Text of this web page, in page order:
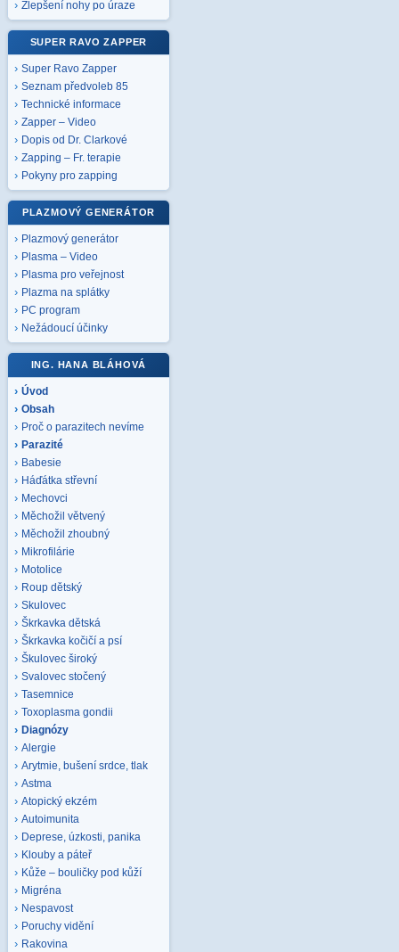
Zlepšení nohy po úraze
SUPER RAVO ZAPPER
Super Ravo Zapper
Seznam předvoleb 85
Technické informace
Zapper – Video
Dopis od Dr. Clarkové
Zapping – Fr. terapie
Pokyny pro zapping
PLAZMOVÝ GENERÁTOR
Plazmový generátor
Plasma – Video
Plasma pro veřejnost
Plazma na splátky
PC program
Nežádoucí účinky
ING. HANA BLÁHOVÁ
Úvod
Obsah
Proč o parazitech nevíme
Parazité
Babesie
Háďátka střevní
Mechovci
Měchožil větvený
Měchožil zhoubný
Mikrofilárie
Motolice
Roup dětský
Skulovec
Škrkavka dětská
Škrkavka kočičí a psí
Škulovec široký
Svalovec stočený
Tasemnice
Toxoplasma gondii
Diagnózy
Alergie
Arytmie, bušení srdce, tlak
Astma
Atopický ekzém
Autoimunita
Deprese, úzkosti, panika
Klouby a páteř
Kůže – bouličky pod kůží
Migréna
Nespavost
Poruchy vidění
Rakovina